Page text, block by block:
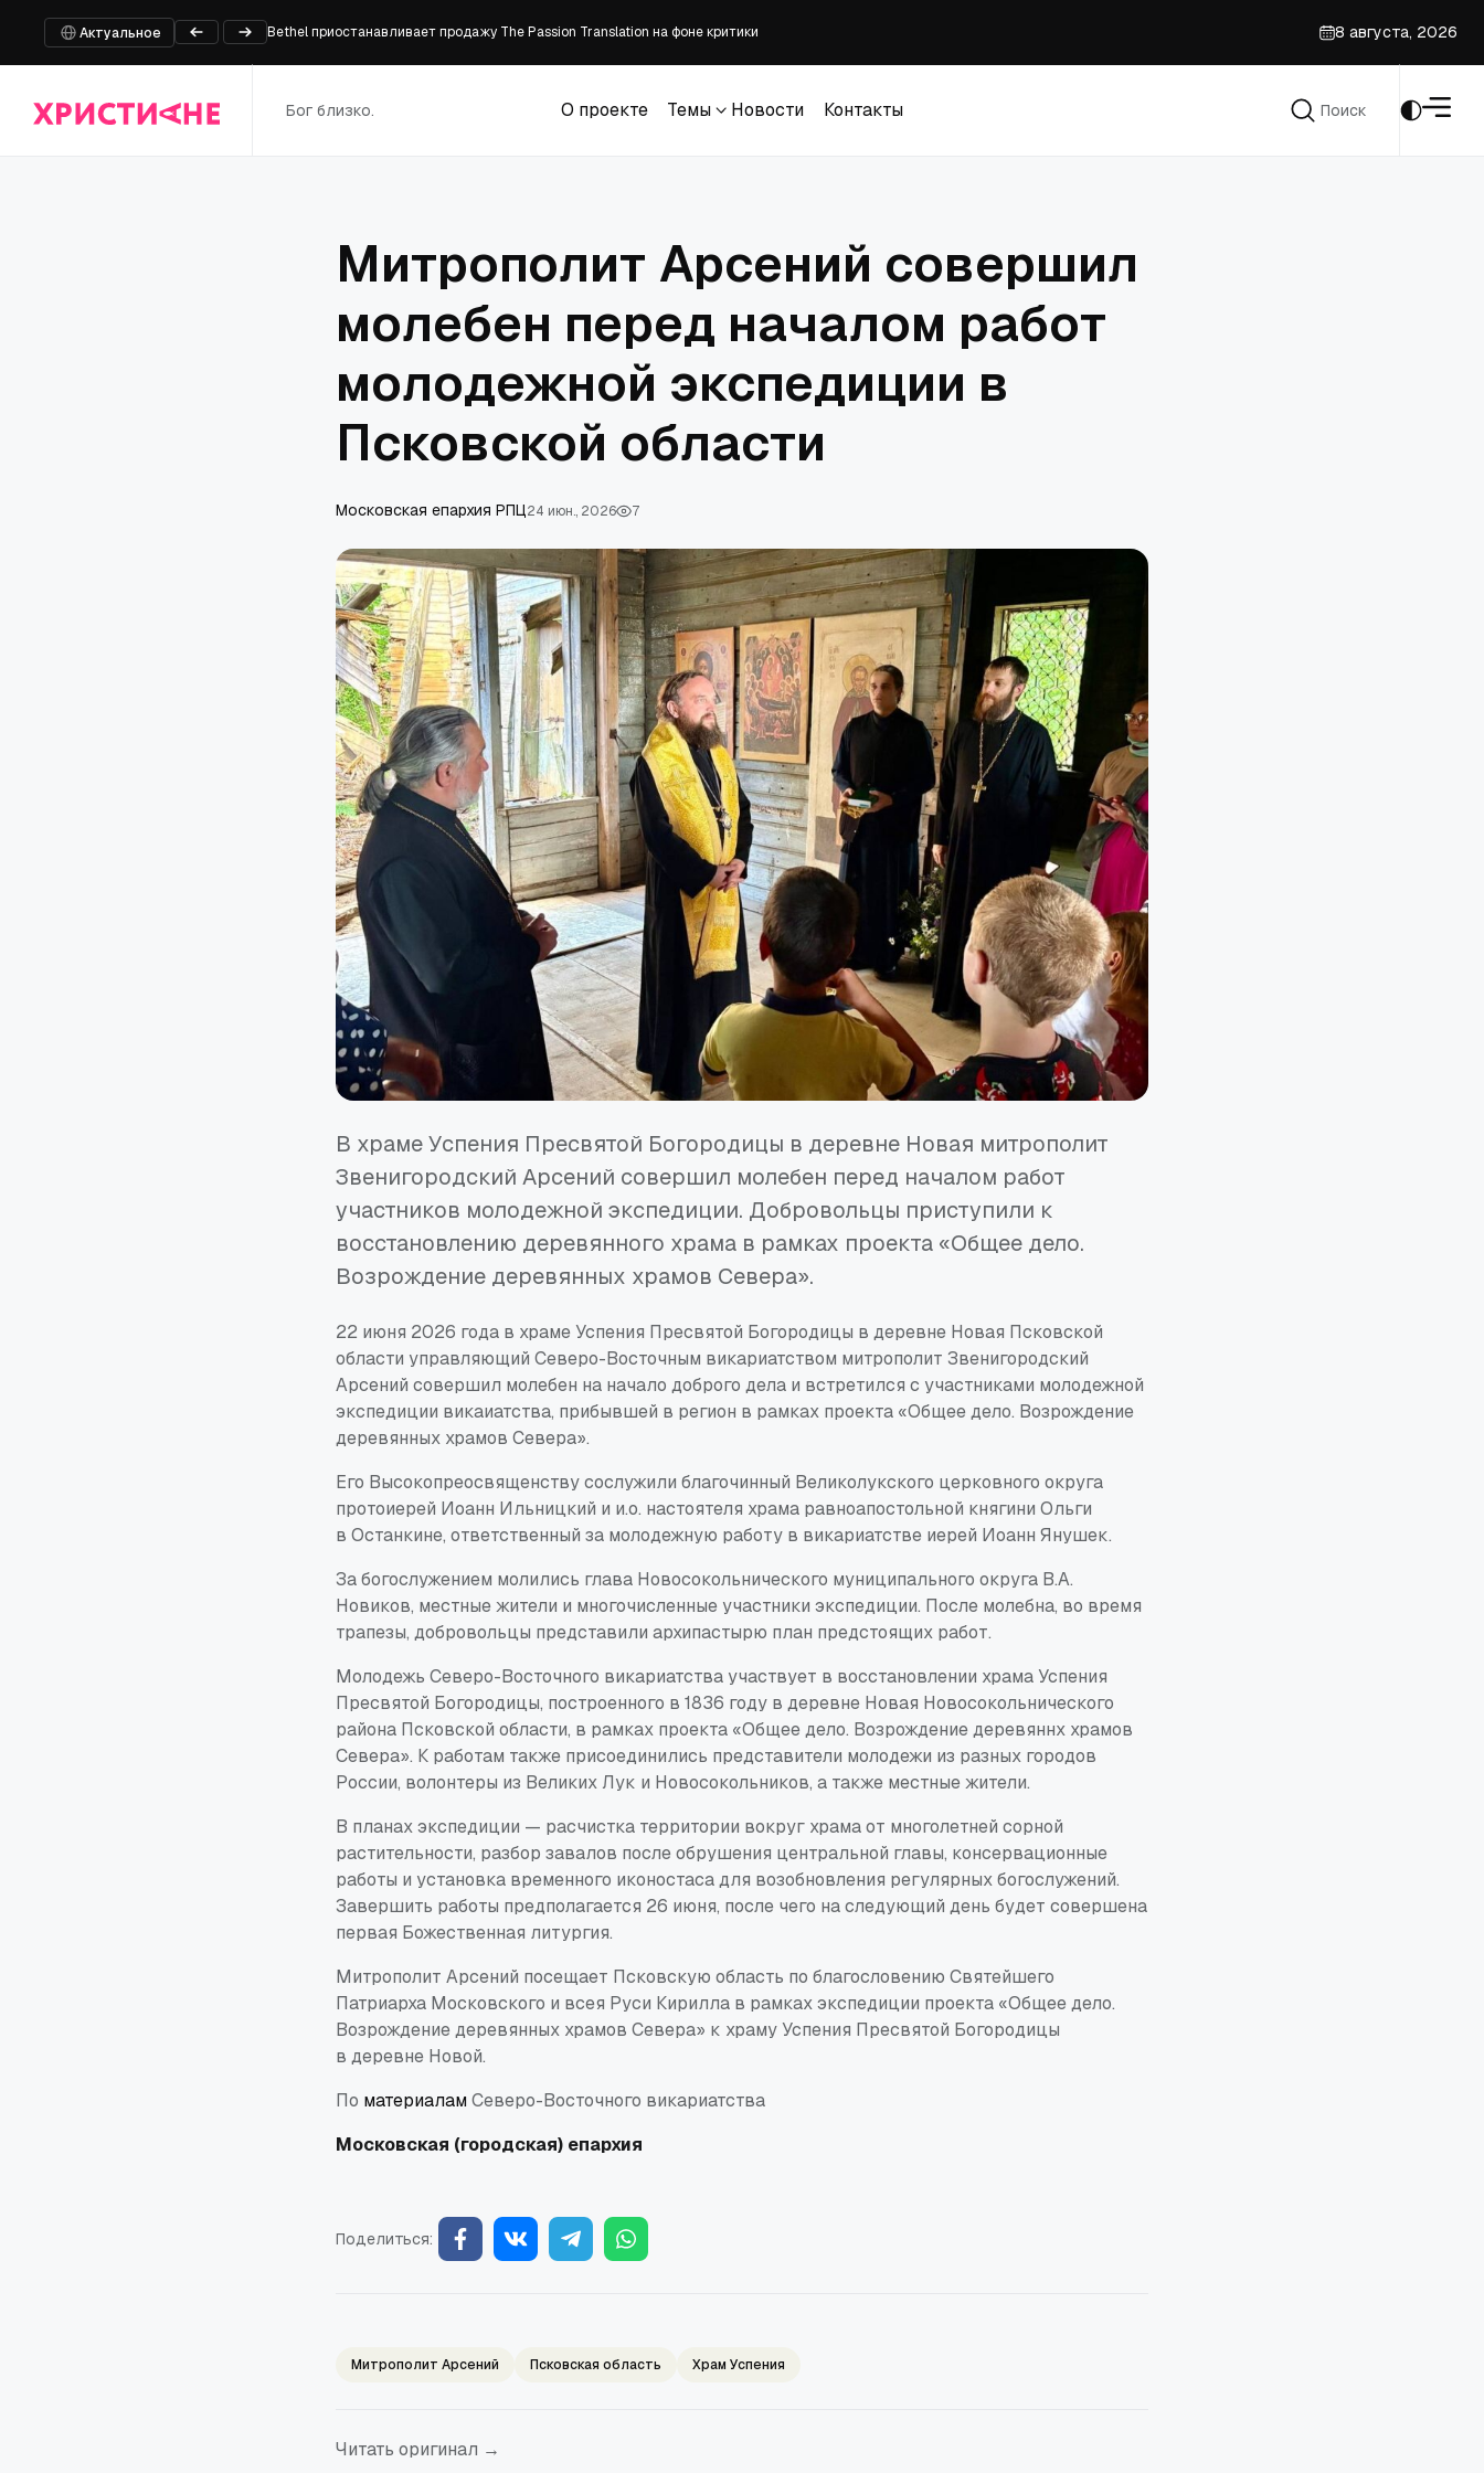
Актуальное
Bethel приостанавливает продажу The Passion Translation на фоне критики
Глава фракции ХДС/ХСС Фрай призывает к донорству органов
8 августа, 2026
Бог близко.
О проекте
Темы
Новости
Контакты
Поиск
Митрополит Арсений совершил
молебен перед началом работ
молодежной экспедиции в
Псковской области
Московская епархия РПЦ24 июн., 2026 7
В храме Успения Пресвятой Богородицы в деревне Новая митрополит
Звенигородский Арсений совершил молебен перед началом работ
участников молодежной экспедиции. Добровольцы приступили к
восстановлению деревянного храма в рамках проекта «Общее дело.
Возрождение деревянных храмов Севера».
22 июня 2026 года в храме Успения Пресвятой Богородицы в деревне Новая Псковской
области управляющий Северо-Восточным викариатством митрополит Звенигородский
Арсений совершил молебен на начало доброго дела и встретился с участниками молодежной
экспедиции викаиатства, прибывшей в регион в рамках проекта «Общее дело. Возрождение
деревянных храмов Севера».
Его Высокопреосвященству сослужили благочинный Великолукского церковного округа
протоиерей Иоанн Ильницкий и и.о. настоятеля храма равноапостольной княгини Ольги
в Останкине, ответственный за молодежную работу в викариатстве иерей Иоанн Янушек.
За богослужением молились глава Новосокольнического муниципального округа В.А.
Новиков, местные жители и многочисленные участники экспедиции. После молебна, во время
трапезы, добровольцы представили архипастырю план предстоящих работ.
Молодежь Северо-Восточного викариатства участвует в восстановлении храма Успения
Пресвятой Богородицы, построенного в 1836 году в деревне Новая Новосокольнического
района Псковской области, в рамках проекта «Общее дело. Возрождение деревяннх храмов
Севера». К работам также присоединились представители молодежи из разных городов
России, волонтеры из Великих Лук и Новосокольников, а также местные жители.
В планах экспедиции — расчистка территории вокруг храма от многолетней сорной
растительности, разбор завалов после обрушения центральной главы, консервационные
работы и установка временного иконостаса для возобновления регулярных богослужений.
Завершить работы предполагается 26 июня, после чего на следующий день будет совершена
первая Божественная литургия.
Митрополит Арсений посещает Псковскую область по благословению Святейшего
Патриарха Московского и всея Руси Кирилла в рамках экспедиции проекта «Общее дело.
Возрождение деревянных храмов Севера» к храму Успения Пресвятой Богородицы
в деревне Новой.
По материаламСеверо-Восточного викариатства
Московская (городская) епархия
Поделиться:
Митрополит Арсений Псковская область Храм Успения
Читать оригинал →